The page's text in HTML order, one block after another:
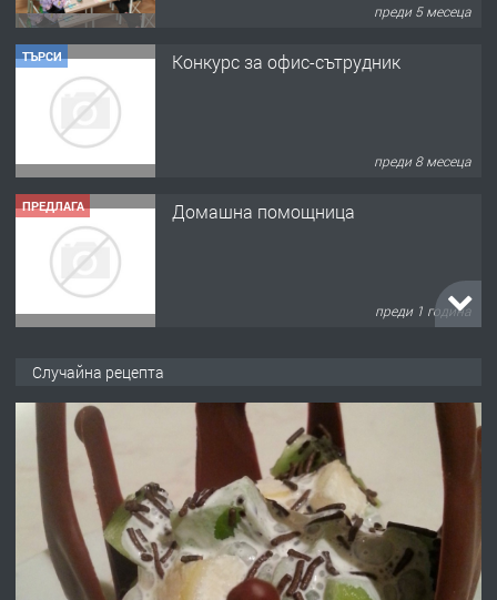
преди 5 месеца
ТЪРСИ Конкурс за офис-сътрудник
преди 8 месеца
ПРЕДЛАГА Домашна помощница
преди 1 година
преди 2 години
ПРЕДЛАГА
УДЪЛЖАВАНЕ НА ЧОВЕШКИЯТ
ЖИВОТ И ПОДОБРЯВАНЕ НА
НЕГОВОТО КАЧЕСТВО
Случайна рецепта